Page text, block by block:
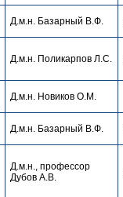
Д.м.н. Базарный В.Ф.
Д.м.н. Поликарпов Л.С.
Д.м.н. Новиков О.М.
Д.м.н. Базарный В.Ф.
Д.м.н., профессор
Дубов А.В.